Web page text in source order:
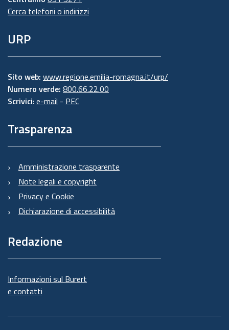
Cerca telefoni o indirizzi
URP
Sito web: www.regione.emilia-romagna.it/urp/
Numero verde: 800.66.22.00
Scrivici: e-mail - PEC
Trasparenza
Amministrazione trasparente
Note legali e copyright
Privacy e Cookie
Dichiarazione di accessibilità
Redazione
Informazioni sul Burert
e contatti